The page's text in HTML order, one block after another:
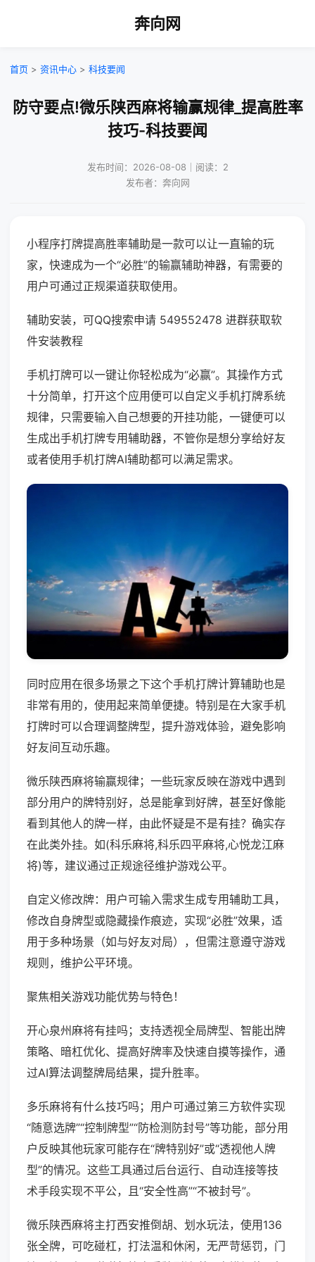
奔向网
首页 > 资讯中心 > 科技要闻
防守要点!微乐陕西麻将输赢规律_提高胜率
技巧-科技要闻
发布时间：2026-08-08｜阅读：2
发布者：奔向网
小程序打牌提高胜率辅助是一款可以让一直输的玩
家，快速成为一个“必胜”的输赢辅助神器，有需要的
用户可通过正规渠道获取使用。
辅助安装，可QQ搜索申请 549552478 进群获取软
件安装教程
手机打牌可以一键让你轻松成为“必赢”。其操作方式
十分简单，打开这个应用便可以自定义手机打牌系统
规律，只需要输入自己想要的开挂功能，一键便可以
生成出手机打牌专用辅助器，不管你是想分享给好友
或者使用手机打牌AI辅助都可以满足需求。
同时应用在很多场景之下这个手机打牌计算辅助也是
非常有用的，使用起来简单便捷。特别是在大家手机
打牌时可以合理调整牌型，提升游戏体验，避免影响
好友间互动乐趣。
微乐陕西麻将输赢规律；一些玩家反映在游戏中遇到
部分用户的牌特别好，总是能拿到好牌，甚至好像能
看到其他人的牌一样，由此怀疑是不是有挂？确实存
在此类外挂。如(科乐麻将,科乐四平麻将,心悦龙江麻
将)等，建议通过正规途径维护游戏公平。
自定义修改牌：用户可输入需求生成专用辅助工具，
修改自身牌型或隐藏操作痕迹，实现“必胜”效果，适
用于多种场景（如与好友对局），但需注意遵守游戏
规则，维护公平环境。
聚焦相关游戏功能优势与特色！
开心泉州麻将有挂吗；支持透视全局牌型、智能出牌
策略、暗杠优化、提高好牌率及快速自摸等操作，通
过AI算法调整牌局结果，提升胜率。
多乐麻将有什么技巧吗；用户可通过第三方软件实现
“随意选牌”“控制牌型”“防检测防封号”等功能，部分用
户反映其他玩家可能存在“牌特别好”或“透视他人牌
型”的情况。这些工具通过后台运行、自动连接等技
术手段实现不平公，且“安全性高”“不被封号”。
微乐陕西麻将主打西安推倒胡、划水玩法，使用136
张全牌，可吃碰杠，打法温和休闲，无严苛惩罚，门